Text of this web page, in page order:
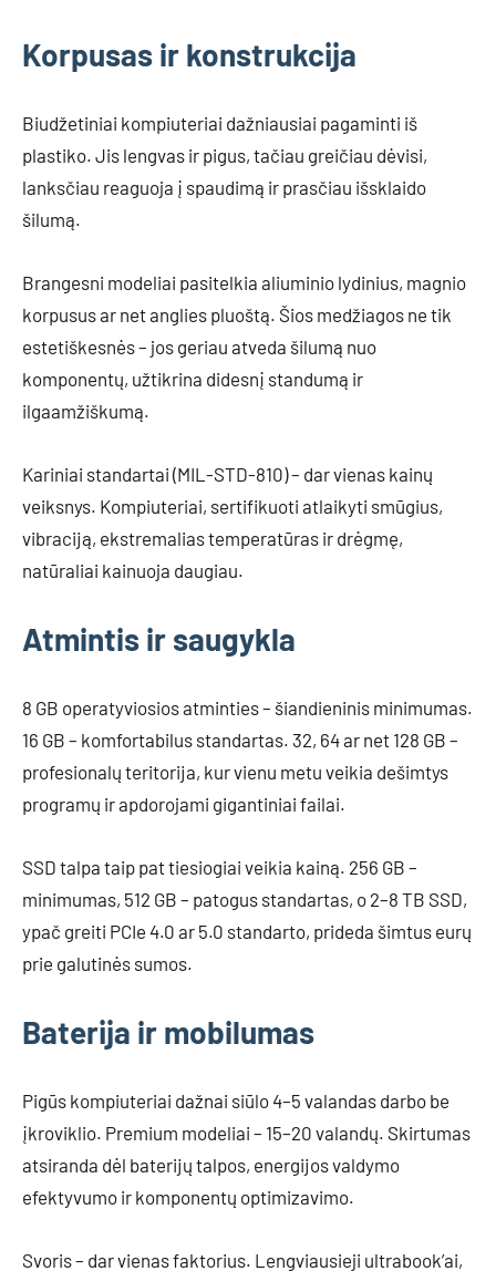
Korpusas ir konstrukcija
Biudžetiniai kompiuteriai dažniausiai pagaminti iš
plastiko. Jis lengvas ir pigus, tačiau greičiau dėvisi,
lanksčiau reaguoja į spaudimą ir prasčiau išsklaido
šilumą.
Brangesni modeliai pasitelkia aliuminio lydinius, magnio
korpusus ar net anglies pluoštą. Šios medžiagos ne tik
estetiškesnės – jos geriau atveda šilumą nuo
komponentų, užtikrina didesnį standumą ir
ilgaamžiškumą.
Kariniai standartai (MIL-STD-810) – dar vienas kainų
veiksnys. Kompiuteriai, sertifikuoti atlaikyti smūgius,
vibraciją, ekstremalias temperatūras ir drėgmę,
natūraliai kainuoja daugiau.
Atmintis ir saugykla
8 GB operatyviosios atminties – šiandieninis minimumas.
16 GB – komfortabilus standartas. 32, 64 ar net 128 GB –
profesionalų teritorija, kur vienu metu veikia dešimtys
programų ir apdorojami gigantiniai failai.
SSD talpa taip pat tiesiogiai veikia kainą. 256 GB –
minimumas, 512 GB – patogus standartas, o 2–8 TB SSD,
ypač greiti PCIe 4.0 ar 5.0 standarto, prideda šimtus eurų
prie galutinės sumos.
Baterija ir mobilumas
Pigūs kompiuteriai dažnai siūlo 4–5 valandas darbo be
įkroviklio. Premium modeliai – 15–20 valandų. Skirtumas
atsiranda dėl baterijų talpos, energijos valdymo
efektyvumo ir komponentų optimizavimo.
Svoris – dar vienas faktorius. Lengviausieji ultrabook’ai,